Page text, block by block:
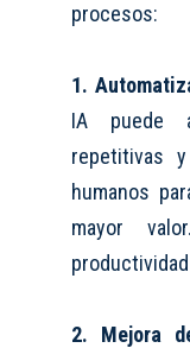
procesos:
1.
IA puede
repetitivas
humanos
mayor
2. Mejora